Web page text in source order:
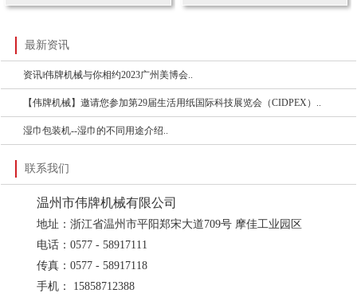
最新资讯
资讯‖伟牌机械与你相约2023广州美博会..
【伟牌机械】邀请您参加第29届生活用纸国际科技展览会（CIDPEX）..
湿巾包装机--湿巾的不同用途介绍..
联系我们
温州市伟牌机械有限公司
地址：浙江省温州市平阳郑宋大道709号 摩佳工业园区
电话：0577 - 58917111
传真：0577 - 58917118
手机： 15858712388